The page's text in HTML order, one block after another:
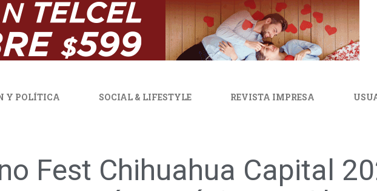
Y POLÍTICA SOCIAL & LIFESTYLE REVISTA IMPRESA
Fest Chihuahua Capital